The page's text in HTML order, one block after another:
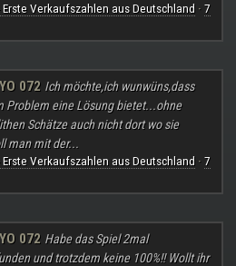
Verkaufszahlen aus Deutschland · 7
072 Ich möchte,ich wunwüns,dass
Problem eine Lösung bietet...ohne
Schätze auch nicht dort wo sie
man mit der...
Verkaufszahlen aus Deutschland · 7
072 Habe das Spiel 2mal
und trotzdem keine 100%!! Wollt ihr